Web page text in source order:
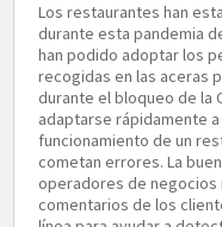
Los restaurantes han
durante esta pandemia
han podido adoptar los
recogidas en las aceras
durante el bloqueo de la
adaptarse rápidamente
funcionamiento de un
cometan errores. La
operadores de negocios
comentarios de los